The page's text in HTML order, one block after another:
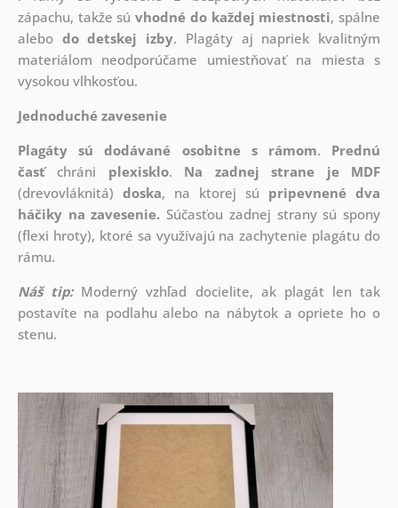
zápachu, takže súvhodné do každej miestnosti, spálne
alebo do detskej izby. Plagáty aj napriek kvalitným
materiálom neodporúčame umiestňovať na miesta s
vysokou vlhkosťou.
Jednoduché zavesenie
Plagáty sú dodávané osobitne s rámom. Prednú
časťchráni plexisklo. Na zadnej strane je
MDF
(drevovláknitá) doska, na ktorej sú pripevnené dva
háčiky na zavesenie.Súčasťou zadnej strany sú spony
(flexi hroty), ktoré sa využívajú na zachytenie plagátu do
rámu.
Náš tip: Moderný vzhľad docielite, ak plagát len tak
postavíte na podlahu alebo na nábytok a opriete ho o
stenu.